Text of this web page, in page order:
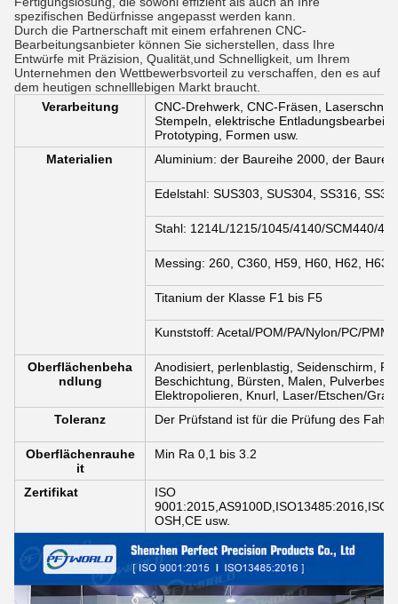
spezifischen Bedürfnisse angepasst werden kann.
Durch die Partnerschaft mit einem erfahrenen CNC-
Bearbeitungsanbieter können Sie sicherstellen, dass Ihre
Entwürfe mit Präzision, Qualität,und Schnelligkeit, um Ihrem
Unternehmen den Wettbewerbsvorteil zu verschaffen, den es auf
dem heutigen schnelllebigen Markt braucht.
Verarbeitung
CNC-Drehwerk, CNC-Fräsen,
Stempeln, elektrische
Prototyping, Formen usw.
Materialien
Aluminium: der Baureihe 2000, der
Edelstahl: SUS303, SUS304, SS316,
Stahl: 1214L/1215/1045/4140/SCM440/
Messing: 260, C360, H59, H60, H62,
Titanium der Klasse F1 bis F5
Kunststoff: Acetal/POM/PA/Nylon/PC/
Oberflächenbeha
ndlung
Anodisiert, perlenblastig, Seidenschirm,
Beschichtung, Bürsten, Malen,
Elektropolieren, Knurl, Laser/Etschen/
Toleranz
Der Prüfstand ist für die Prüfung des
Oberflächenrauhe
it
Min Ra 0,1 bis 3.2
Zertifikat
ISO
OSH,CE usw.